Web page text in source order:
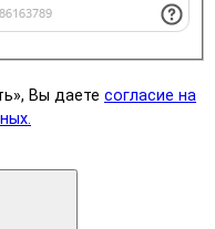
Вы даете согласие на